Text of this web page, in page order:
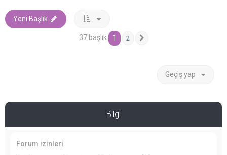
Yeni Başlık
37 başlık 1 2
Geçiş yap
Bilgi
Forum izinleri